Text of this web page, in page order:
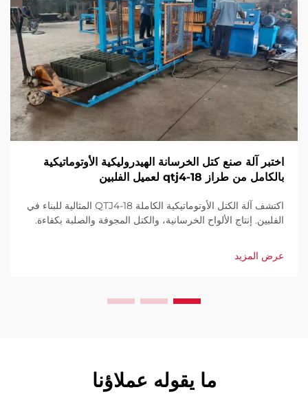
اختبر آلة صنع كتل الخرسانة الهيدروليكية الأوتوماتيكية
بالكامل من طراز qtj4-18 لعميل الفلبين
اكتشف آلة الكتل الأوتوماتيكية الكاملة QTJ4-18 المثالية للبناء في
الفلبين. إنتاج الألواح الخرسانية، والكتل المجوفة والصلبة بكفاءة.
عرض المزيد
ما يقوله عملاؤنا